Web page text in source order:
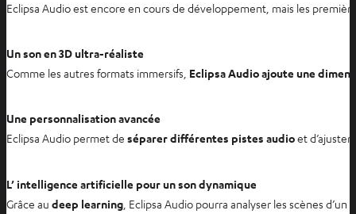
Eclipsa Audio est encore en cours de développement, mais les
Un son en 3D ultra-réaliste
Comme les autres formats immersifs, Eclipsa Audio ajoute une
Une personnalisation avancée
Eclipsa Audio permet de séparer différentes pistes audioet
L’ intelligence artificielle pour un son dynamique
Grâce au deep learning , Eclipsa Audio pourra analyser les scènes